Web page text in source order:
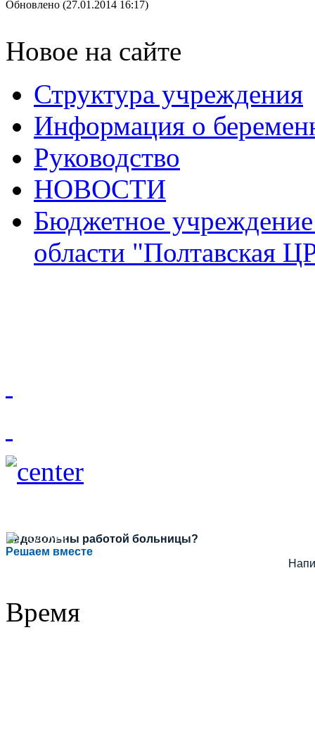
Обновлено (27.01.2014 16:17)
Новое на сайте
Структура учреждения
Информация о
Руководство
НОВОСТИ
Бюджетное
области "Полтавская
Решаем вместе
Недовольны работой больницы?
Время